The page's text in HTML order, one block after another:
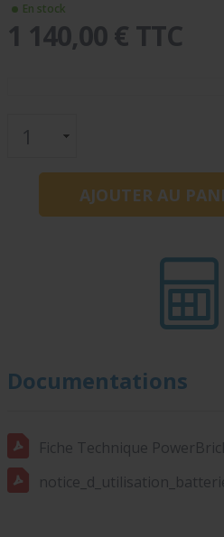
En stock
1 140,00 € TTC
Documentations
Fiche Technique